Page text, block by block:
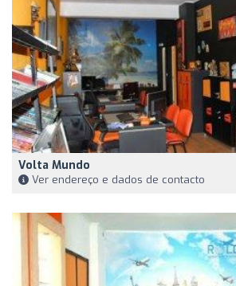
Volta Mundo
Ver endereço e dados de contacto